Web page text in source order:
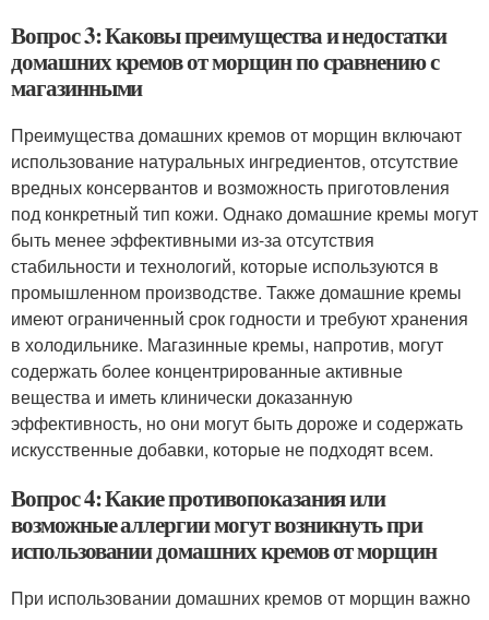
Вопрос 3: Каковы преимущества и недостатки
домашних кремов от морщин по сравнению с
магазинными
Преимущества домашних кремов от морщин включают
использование натуральных ингредиентов, отсутствие
вредных консервантов и возможность приготовления
под конкретный тип кожи. Однако домашние кремы могут
быть менее эффективными из-за отсутствия
стабильности и технологий, которые используются в
промышленном производстве. Также домашние кремы
имеют ограниченный срок годности и требуют хранения
в холодильнике. Магазинные кремы, напротив, могут
содержать более концентрированные активные
вещества и иметь клинически доказанную
эффективность, но они могут быть дороже и содержать
искусственные добавки, которые не подходят всем.
Вопрос 4: Какие противопоказания или
возможные аллергии могут возникнуть при
использовании домашних кремов от морщин
При использовании домашних кремов от морщин важно